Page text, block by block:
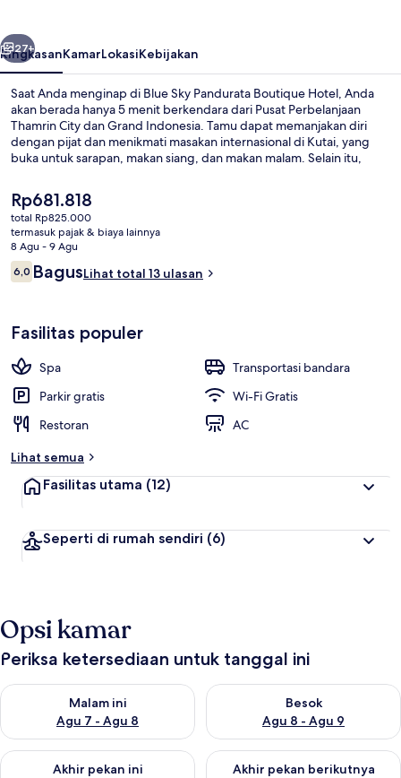
Berikutnya
27+
RingkasanKamarLokasiKebijakan
Saat Anda menginap di Blue Sky Pandurata Boutique Hotel, Anda
akan berada hanya 5 menit berkendara dari Pusat Perbelanjaan
Thamrin City dan Grand Indonesia. Tamu dapat memanjakan diri
dengan pijat dan menikmati masakan internasional di Kutai, yang
buka untuk sarapan, makan siang, dan makan malam. Selain itu,
berkendara.
Harga
saat
ini
Rp681.818
Rp681.818
total Rp825.000
termasuk pajak & biaya lainnya
8 Agu - 9 Agu
Ulasan
6,06,0 dari 10
BagusLihat total 13 ulasan
Fasilitas populer
Spa
Transportasi bandara
Parkir gratis
Wi-Fi Gratis
Restoran
AC
Lihat semua
Fasilitas utama (12)
Seperti di rumah sendiri (6)
Opsi kamar
Periksa ketersediaan untuk tanggal ini
Malam ini
Agu 7 - Agu 8
Periksa ketersediaan untuk malam ini Agu 7 - Agu 8
Besok
Agu 8 - Agu 9
Periksa ketersediaan untuk
Akhir pekan ini
Periksa ketersediaan untuk akhir pekan ini Agu 7 - Agu 9
Akhir pekan berikutnya
Periksa ketersediaan untuk